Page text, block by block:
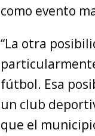
como evento
“La otra
fútbol. Esa
un club
que el